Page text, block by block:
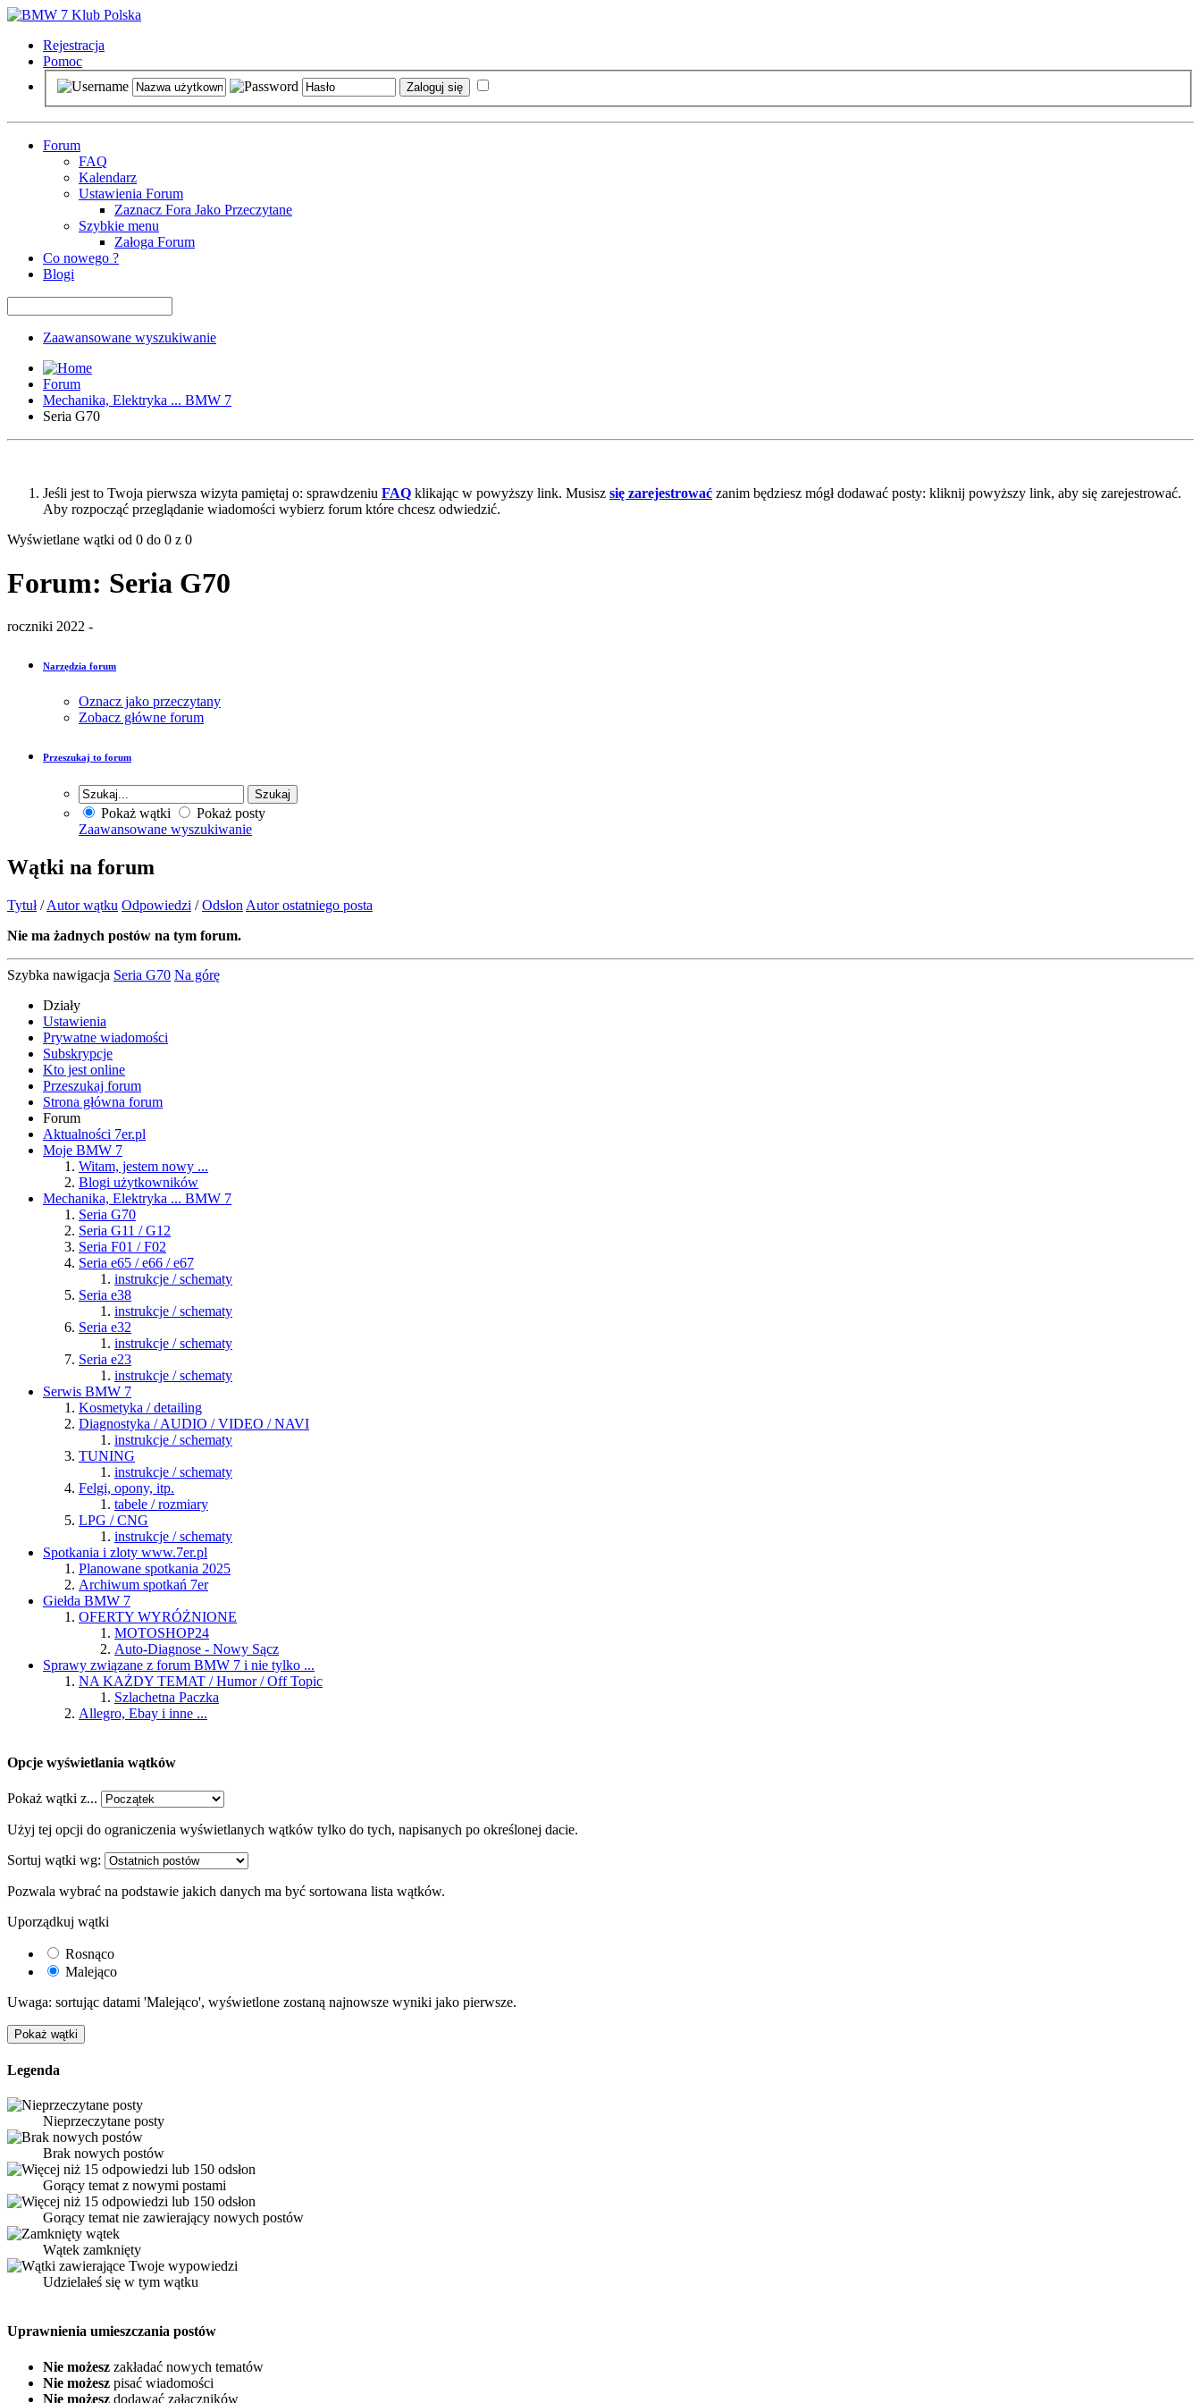
Rejestracja
Pomoc
Forum
FAQ
Kalendarz
Ustawienia Forum
Zaznacz Fora Jako Przeczytane
Szybkie menu
Załoga Forum
Co nowego ?
Blogi
Zaawansowane wyszukiwanie
Forum
Mechanika, Elektryka ... BMW 7
Seria G70
Jeśli jest to Twoja pierwsza wizyta pamiętaj o: sprawdzeniu FAQ klikając w powyższy link. Musisz się zarejestrować zanim będziesz mógł dodawać posty: kliknij powyższy link, aby się zarejestrować.
Aby rozpocząć przeglądanie wiadomości wybierz forum które chcesz odwiedzić.
Wyświetlane wątki od 0 do 0 z 0
Forum: Seria G70
roczniki 2022 -
Narzędzia forum
Oznacz jako przeczytany
Zobacz główne forum
Przeszukaj to forum
Pokaż wątki
Pokaż posty
Zaawansowane wyszukiwanie
Wątki na forum
Tytuł/Autor wątku Odpowiedzi /Odsłon Autor ostatniego posta
Nie ma żadnych postów na tym forum.
Szybka nawigacja Seria G70 Na górę
Działy
Ustawienia
Prywatne wiadomości
Subskrypcje
Kto jest online
Przeszukaj forum
Strona główna forum
Forum
Aktualności 7er.pl
Moje BMW 7
Witam, jestem nowy ...
Blogi użytkowników
Mechanika, Elektryka ... BMW 7
Seria G70
Seria G11 / G12
Seria F01 / F02
Seria e65 / e66 / e67
instrukcje / schematy
Seria e38
instrukcje / schematy
Seria e32
instrukcje / schematy
Seria e23
instrukcje / schematy
Serwis BMW 7
Kosmetyka / detailing
Diagnostyka / AUDIO / VIDEO / NAVI
instrukcje / schematy
TUNING
instrukcje / schematy
Felgi, opony, itp.
tabele / rozmiary
LPG / CNG
instrukcje / schematy
Spotkania i zloty www.7er.pl
Planowane spotkania 2025
Archiwum spotkań 7er
Giełda BMW 7
OFERTY WYRÓŻNIONE
MOTOSHOP24
Auto-Diagnose - Nowy Sącz
Sprawy związane z forum BMW 7 i nie tylko ...
NA KAŻDY TEMAT / Humor / Off Topic
Szlachetna Paczka
Allegro, Ebay i inne ...
Opcje wyświetlania wątków
Pokaż wątki z...
Użyj tej opcji do ograniczenia wyświetlanych wątków tylko do tych, napisanych po określonej dacie.
Sortuj wątki wg:
Pozwala wybrać na podstawie jakich danych ma być sortowana lista wątków.
Uporządkuj wątki
Rosnąco
Malejąco
Uwaga: sortując datami 'Malejąco', wyświetlone zostaną najnowsze wyniki jako pierwsze.
Legenda
Nieprzeczytane posty
Brak nowych postów
Gorący temat z nowymi postami
Gorący temat nie zawierający nowych postów
Wątek zamknięty
Udzielałeś się w tym wątku
Uprawnienia umieszczania postów
Nie możesz zakładać nowych tematów
Nie możesz pisać wiadomości
Nie możesz dodawać załączników